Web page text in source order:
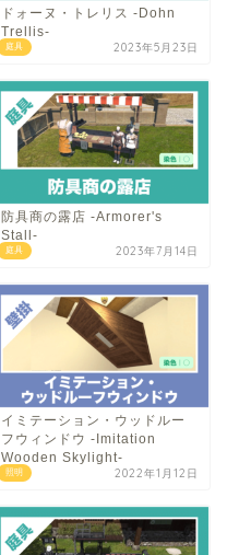
庭具
ドォーヌ・トレリス -Dohn
Trellis-
2023年5月23日
庭具
防具商の露店 -Armorer's
Stall-
2023年7月14日
照明
イミテーション・ウッドルー
フウィンドウ -Imitation
Wooden Skylight-
2022年1月12日